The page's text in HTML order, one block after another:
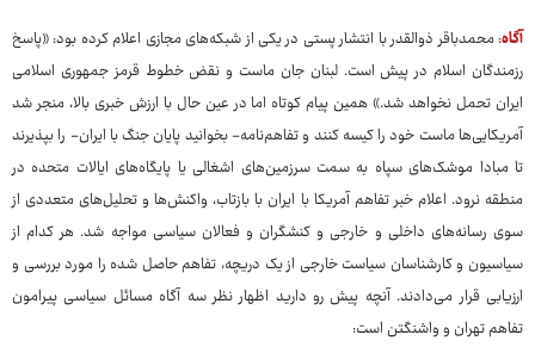
آگاه: محمدباقر ذوالقدر با انتشار پستی در یکی از شبکه‌های مجازی اعلام کرده بود: «پاسخ
رزمندگان اسلام در پیش است. لبنان جان ماست و نقض خطوط قرمز جمهوری اسلامی
ایران تحمل نخواهد شد.» همین پیام کوتاه اما در عین حال با ارزش خبری بالا، منجر شد
آمریکایی‌ها ماست خود را کیسه کنند و تفاهم‌نامه- بخوانید پایان جنگ با ایران- را بپذیرند
تا مبادا موشک‌های سپاه به سمت سرزمین‌های اشغالی یا پایگاه‌های ایالات متحده در
منطقه نرود. اعلام خبر تفاهم آمریکا با ایران با بازتاب، واکنش‌ها و تحلیل‌های متعددی از
سوی رسانه‌های داخلی و خارجی و کنشگران و فعالان سیاسی مواجه شد. هر کدام از
سیاسیون و کارشناسان سیاست خارجی از یک دریچه، تفاهم حاصل شده را مورد بررسی و
ارزیابی قرار می‌دادند. آنچه پیش رو دارید اظهار نظر سه آگاه مسائل سیاسی پیرامون
تفاهم تهران و واشنگتن است: